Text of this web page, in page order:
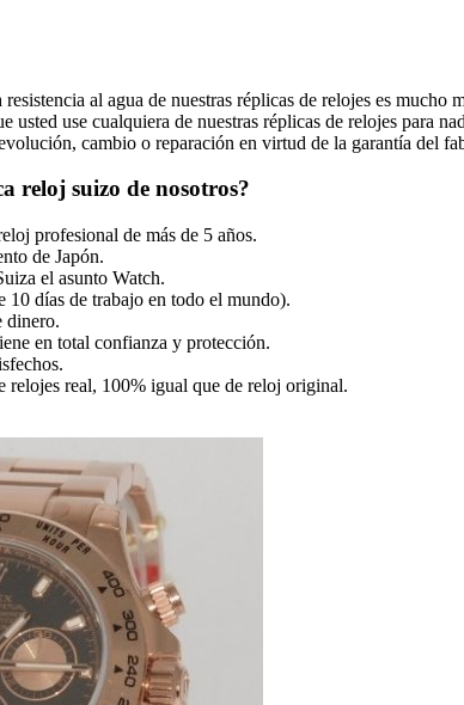
al agua de nuestras réplicas de relojes es mucho
usted use cualquiera de nuestras réplicas de relojes para
cambio o reparación en virtud de la garantía del
reloj suizo de nosotros?
profesional de más de 5 años.
de Japón.
el asunto Watch.
10 días de trabajo en todo el mundo).
dinero.
en total confianza y protección.
relojes real, 100% igual que de reloj original.